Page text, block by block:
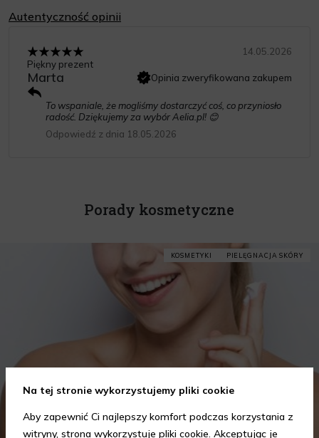
Autentyczność opinii
14.05.2026
Piękny prezent
Marta Opinia zweryfikowana zakupem
To wspaniale, że mogliśmy dostarczyć coś, co przyniosło
radość. Dziękujemy za wybór Aelia.pl! 😊
Odpowiedź z dnia 18.05.2026
Porady kosmetyczne
KOSMETYKI PIELĘGNACJA SKÓRY
Na tej stronie wykorzystujemy pliki cookie
Aby zapewnić Ci najlepszy komfort podczas korzystania z
witryny, strona wykorzystuje pliki cookie. Akceptując je